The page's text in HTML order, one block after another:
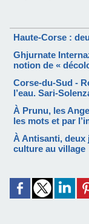
Haute-Corse :
Ghjurnate
notion de «
Corse-du-Sud -
l’eau. Sari-
À Prunu, les
les mots et par
À Antisanti, deux
culture au village